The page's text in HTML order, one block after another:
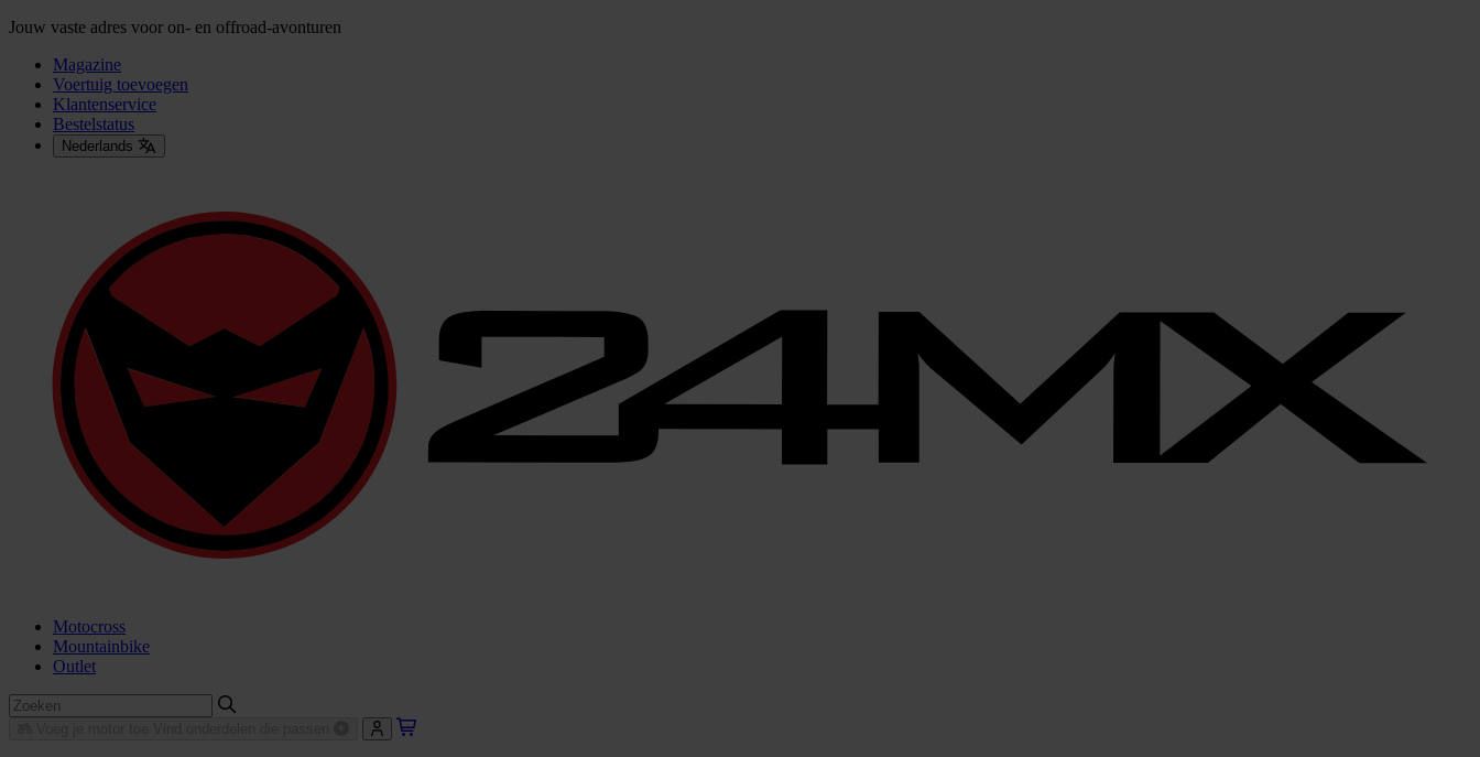
Jouw vaste adres voor on- en offroad-avonturen
Magazine
Voertuig toevoegen
Klantenservice
Bestelstatus
Nederlands
Motocross
Mountainbike
Outlet